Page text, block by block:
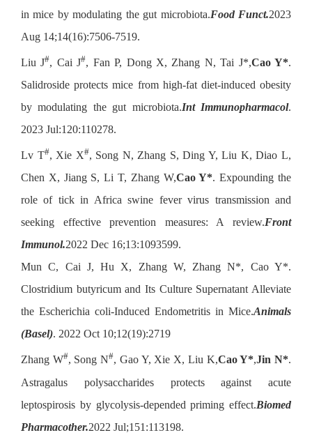
in mice by modulating the gut microbiota.Food Funct.2023
Aug 14;14(16):7506-7519.
Liu J#, Cai J#, Fan P, Dong X, Zhang N, Tai J*,Cao Y*.
Salidroside protects mice from high-fat diet-induced obesity
by modulating the gut microbiota.Int Immunopharmacol.
2023 Jul:120:110278.
Lv T#, Xie X#, Song N, Zhang S, Ding Y, Liu K, Diao L,
Chen X, Jiang S, Li T, Zhang W,Cao Y*. Expounding the
role of tick in Africa swine fever virus transmission and
seeking effective prevention measures: A review.Front
Immunol.2022 Dec 16;13:1093599.
Mun C, Cai J, Hu X, Zhang W, Zhang N*, Cao Y*.
Clostridium butyricum and Its Culture Supernatant Alleviate
the Escherichia coli-Induced Endometritis in Mice.Animals
(Basel). 2022 Oct 10;12(19):2719
Zhang W#, Song N#, Gao Y, Xie X, Liu K,Cao Y*,Jin N*.
Astragalus polysaccharides protects against acute
leptospirosis by glycolysis-depended priming effect.Biomed
Pharmacother.2022 Jul;151:113198.